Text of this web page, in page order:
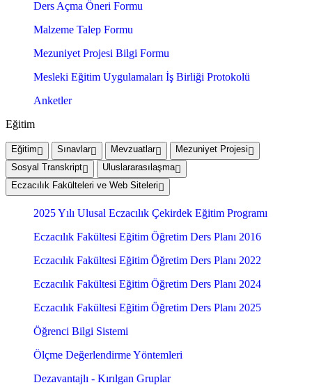
Ders Açma Öneri Formu
Malzeme Talep Formu
Mezuniyet Projesi Bilgi Formu
Mesleki Eğitim Uygulamaları İş Birliği Protokolü
Anketler
Eğitim
Eğitim Sınavlar Mevzuatlar
Mezuniyet Projesi
Sosyal Transkript
Uluslararasılaşma
Eczacılık Fakülteleri ve Web Siteleri
2025 Yılı Ulusal Eczacılık Çekirdek Eğitim Programı
Eczacılık Fakültesi Eğitim Öğretim Ders Planı 2016
Eczacılık Fakültesi Eğitim Öğretim Ders Planı 2022
Eczacılık Fakültesi Eğitim Öğretim Ders Planı 2024
Eczacılık Fakültesi Eğitim Öğretim Ders Planı 2025
Öğrenci Bilgi Sistemi
Ölçme Değerlendirme Yöntemleri
Dezavantajlı - Kırılgan Gruplar